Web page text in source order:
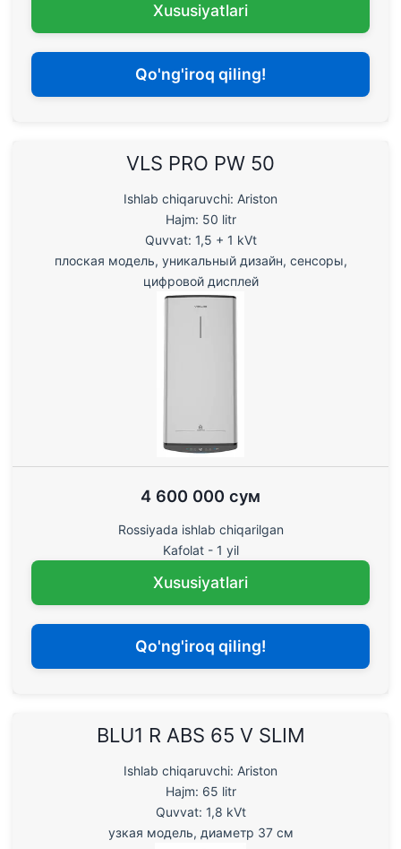
Xususiyatlari
Qo'ng'iroq qiling!
VLS PRO PW 50
Ishlab chiqaruvchi: Ariston
Hajm: 50 litr
Quvvat: 1,5 + 1 kVt
плоская модель, уникальный дизайн, сенсоры,
цифровой дисплей
4 600 000 сум
Rossiyada ishlab chiqarilgan
Kafolat - 1 yil
Xususiyatlari
Qo'ng'iroq qiling!
BLU1 R ABS 65 V SLIM
Ishlab chiqaruvchi: Ariston
Hajm: 65 litr
Quvvat: 1,8 kVt
узкая модель, диаметр 37 см